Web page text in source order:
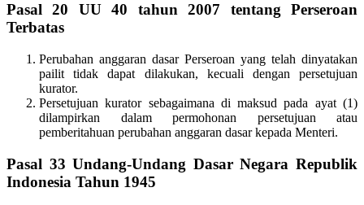
Pasal 20 UU 40 tahun 2007 tentang Perseroan
Terbatas
Perubahan anggaran dasar Perseroan yang telah dinyatakan
pailit tidak dapat dilakukan, kecuali dengan persetujuan
kurator.
Persetujuan kurator sebagaimana di maksud pada ayat (1)
dilampirkan dalam permohonan persetujuan atau
pemberitahuan perubahan anggaran dasar kepada Menteri.
Pasal 33 Undang-Undang Dasar Negara Republik
Indonesia Tahun 1945